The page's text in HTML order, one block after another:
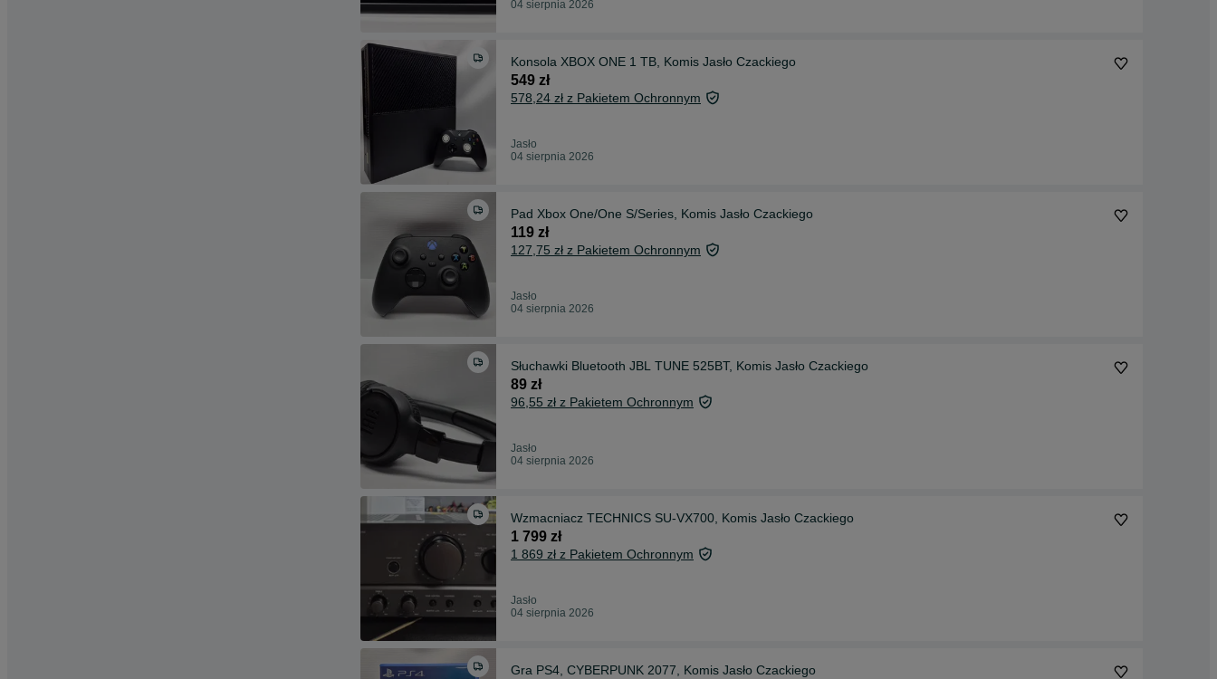
04 sierpnia 2026
Konsola XBOX ONE 1 TB, Komis Jasło Czackiego
549 zł
578,24 zł z Pakietem Ochronnym
Jasło
04 sierpnia 2026
Pad Xbox One/One S/Series, Komis Jasło Czackiego
119 zł
127,75 zł z Pakietem Ochronnym
Jasło
04 sierpnia 2026
Słuchawki Bluetooth JBL TUNE 525BT, Komis Jasło Czackiego
89 zł
96,55 zł z Pakietem Ochronnym
Jasło
04 sierpnia 2026
Wzmacniacz TECHNICS SU-VX700, Komis Jasło Czackiego
1 799 zł
1 869 zł z Pakietem Ochronnym
Jasło
04 sierpnia 2026
Gra PS4, CYBERPUNK 2077, Komis Jasło Czackiego